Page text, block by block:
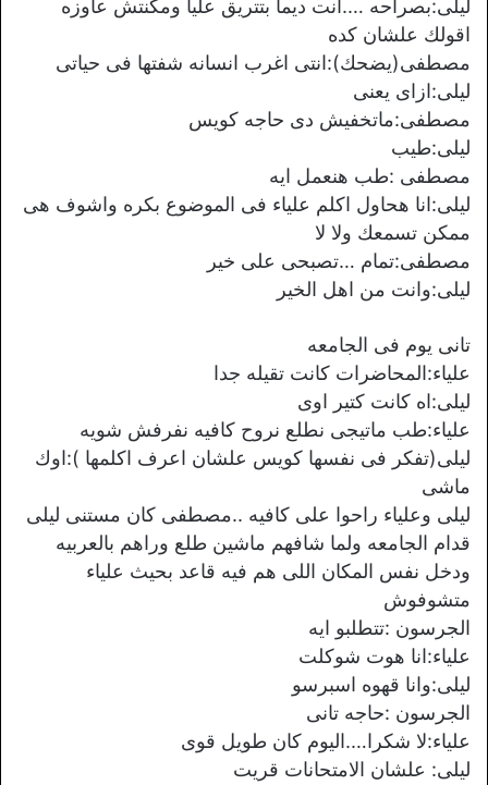
ليلى:بصراحه ….انت ديما بتتريق عليا ومكنتش عاوزه
اقولك علشان كده
مصطفى(يضحك):انتى اغرب انسانه شفتها فى حياتى
ليلى:ازاى يعنى
مصطفى:ماتخفيش دى حاجه كويس
ليلى:طيب
مصطفى :طب هنعمل ايه
ليلى:انا هحاول اكلم علياء فى الموضوع بكره واشوف هى
ممكن تسمعك ولا لا
مصطفى:تمام …تصبحى على خير
ليلى:وانت من اهل الخير
تانى يوم فى الجامعه
علياء:المحاضرات كانت تقيله جدا
ليلى:اه كانت كتير اوى
علياء:طب ماتيجى نطلع نروح كافيه نفرفش شويه
ليلى(تفكر فى نفسها كويس علشان اعرف اكلمها ):اوك
ماشى
ليلى وعلياء راحوا على كافيه ..مصطفى كان مستنى ليلى
قدام الجامعه ولما شافهم ماشين طلع وراهم بالعربيه
ودخل نفس المكان اللى هم فيه قاعد بحيث علياء
متشوفوش
الجرسون :تتطلبو ايه
علياء:انا هوت شوكلت
ليلى:وانا قهوه اسبرسو
الجرسون :حاجه تانى
علياء:لا شكرا….اليوم كان طويل قوى
ليلى: علشان الامتحانات قريت